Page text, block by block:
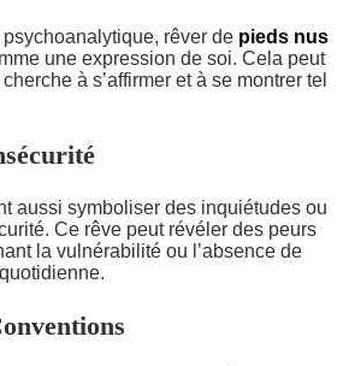
rêver de pieds nus
une expression de soi. Cela peut
à s’affirmer et à se montrer tel
aussi symboliser des inquiétudes ou
Ce rêve peut révéler des peurs
la vulnérabilité ou l’absence de